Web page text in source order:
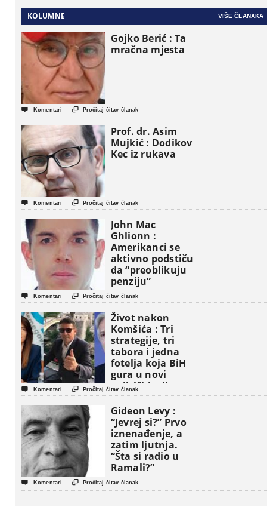
KOLUMNE VIŠE ČLANAKA
Gojko Berić : Ta
mračna mjesta
 Komentari  Pročitaj čitav članak
Prof. dr. Asim
Mujkić : Dodikov
Kec iz rukava
 Komentari  Pročitaj čitav članak
John Mac
Ghlionn :
Amerikanci se
aktivno podstiču
da “preoblikuju
penziju”
 Komentari  Pročitaj čitav članak
Život nakon
Komšića : Tri
strategije, tri
tabora i jedna
fotelja koja BiH
gura u novi
politički triler
 Komentari  Pročitaj čitav članak
Gideon Levy :
“Jevrej si?” Prvo
iznenađenje, a
zatim ljutnja.
“Šta si radio u
Ramali?”
 Komentari  Pročitaj čitav članak